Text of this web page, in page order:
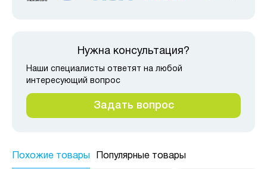
Нужна консультация?
Наши специалисты ответят на любой
интересующий вопрос
Задать вопрос
Похожие товары Популярные товары